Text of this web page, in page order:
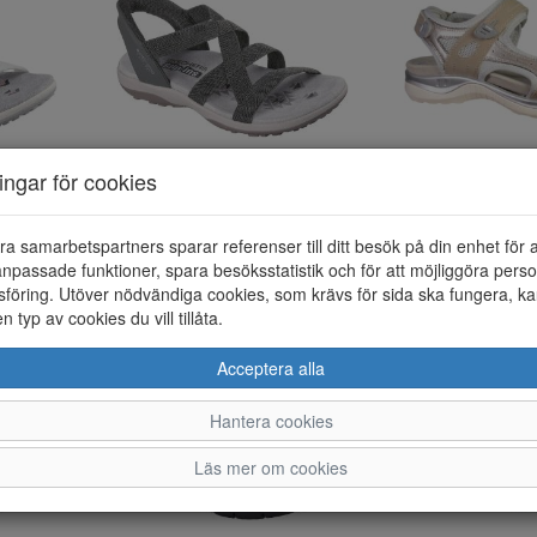
Skechers Slip-ins: Reggae Slim - Stretch Flex - Vit
999;- 699;-
KÖP NU
1199;- 599;-
KÖP
för cookies
samarbetspartners sparar referenser till ditt besök på din enhet för
funktioner, spara besöksstatistik och för att möjliggöra
Utöver nödvändiga cookies, som krävs för sida ska fungera,
typ av cookies du vill tillåta.
Acceptera alla
Hantera cookies
Läs mer om cookies